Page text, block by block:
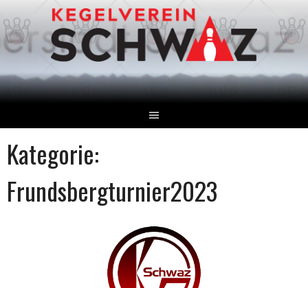
zum
Inhalt
Kategorie:
Frundsbergturnier2023